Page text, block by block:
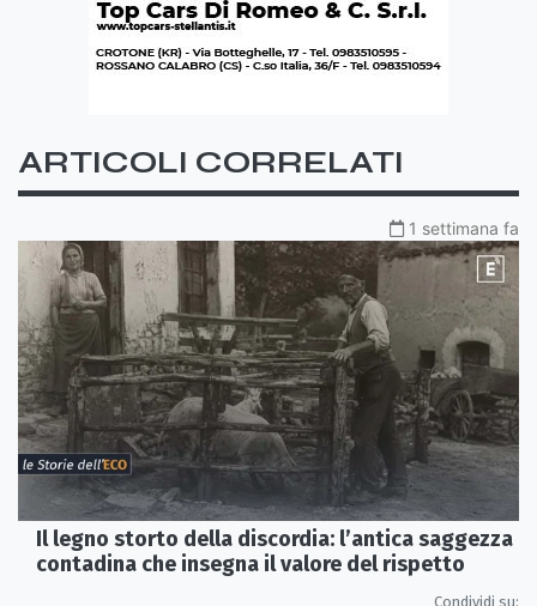
ARTICOLI CORRELATI
1 settimana fa
Il legno storto della discordia: l’antica saggezza
contadina che insegna il valore del rispetto
Condividi su: